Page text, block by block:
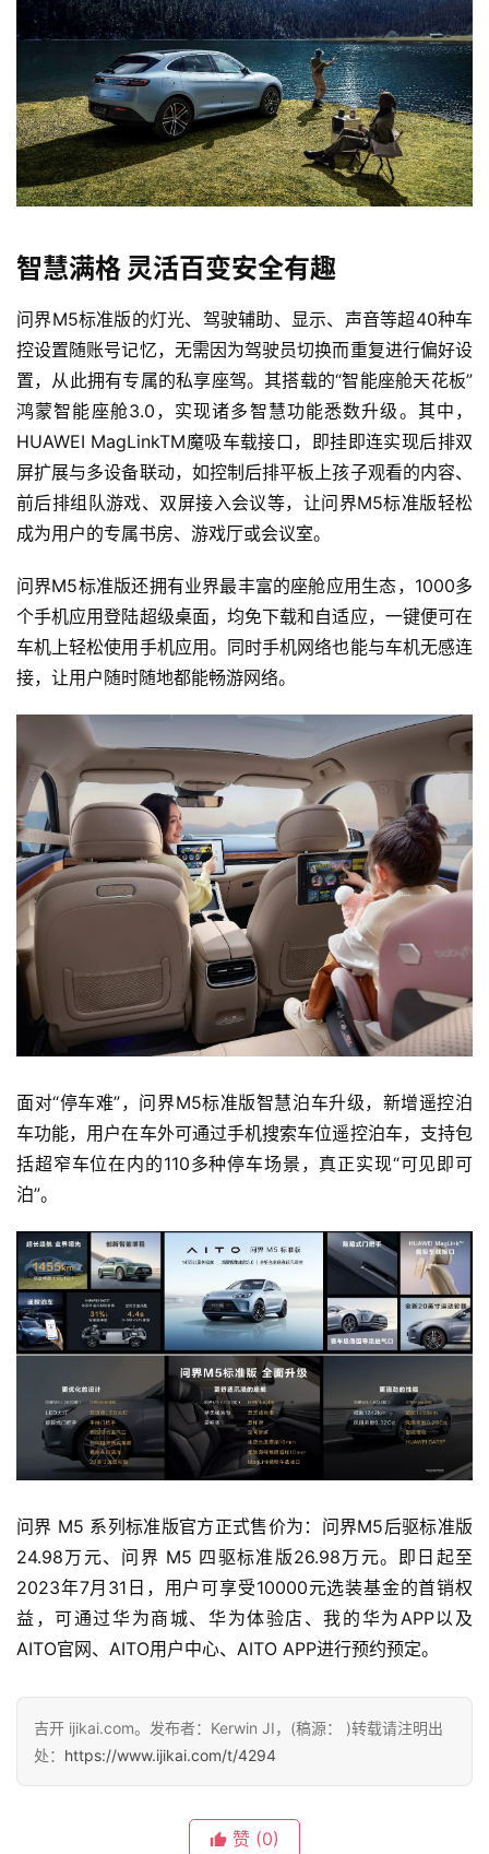
行
家
车
讯
快
报
栏
吉
开
T
a
l
k
登录 注册
智慧满格 灵活百变安全有趣
问界M5标准版的灯光、驾驶辅助、显示、声音等超40种车
控设置随账号记忆，无需因为驾驶员切换而重复进行偏好设
置，从此拥有专属的私享座驾。其搭载的“智能座舱天花板”
鸿蒙智能座舱3.0，实现诸多智慧功能悉数升级。其中，
HUAWEI MagLinkTM魔吸车载接口，即挂即连实现后排双
屏扩展与多设备联动，如控制后排平板上孩子观看的内容、
前后排组队游戏、双屏接入会议等，让问界M5标准版轻松
成为用户的专属书房、游戏厅或会议室。
问界M5标准版还拥有业界最丰富的座舱应用生态，1000多
个手机应用登陆超级桌面，均免下载和自适应，一键便可在
车机上轻松使用手机应用。同时手机网络也能与车机无感连
接，让用户随时随地都能畅游网络。
面对“停车难”，问界M5标准版智慧泊车升级，新增遥控泊
车功能，用户在车外可通过手机搜索车位遥控泊车，支持包
括超窄车位在内的110多种停车场景，真正实现“可见即可
泊”。
问界 M5 系列标准版官方正式售价为：问界M5后驱标准版
24.98万元、问界 M5 四驱标准版26.98万元。即日起至
2023年7月31日，用户可享受10000元选装基金的首销权
益，可通过华为商城、华为体验店、我的华为APP以及
AITO官网、AITO用户中心、AITO APP进行预约预定。
吉开 ijikai.com。发布者：Kerwin JI，(稿源： )转载请注明出
处： https://www.ijikai.com/t/4294
赞 (0)